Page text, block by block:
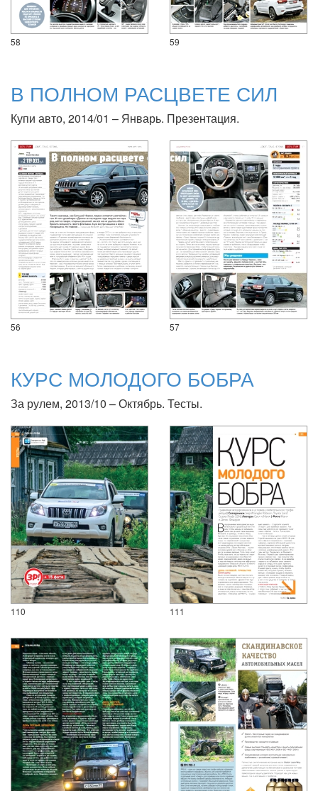
58 59
В ПОЛНОМ РАСЦВЕТЕ СИЛ
Купи авто, 2014/01 – Январь. Презентация.
56 57
КУРС МОЛОДОГО БОБРА
За рулем, 2013/10 – Октябрь. Тесты.
110 111